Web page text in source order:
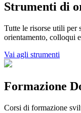
Strumenti di
Tutte le risorse utili per
orientamento, colloqui
Vai agli strumenti
Formazione
Corsi di formazione